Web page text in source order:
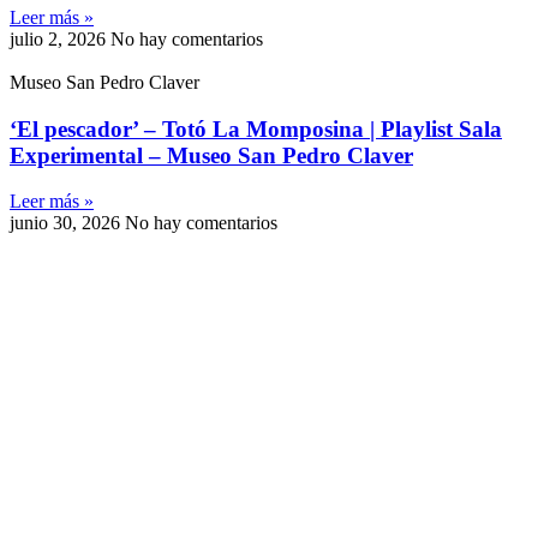
Leer más »
julio 2, 2026 No hay comentarios
Museo San Pedro Claver
‘El pescador’ – Totó La Momposina | Playlist Sala
Experimental – Museo San Pedro Claver
Leer más »
junio 30, 2026 No hay comentarios